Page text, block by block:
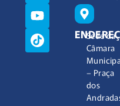
Sede da
Câmara
– Praça
dos